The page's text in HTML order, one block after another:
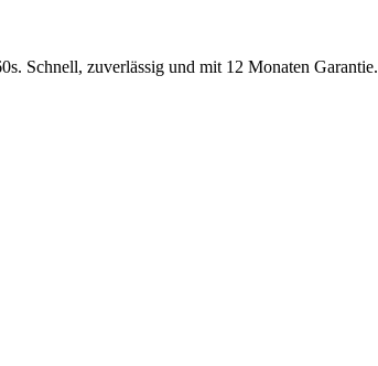
. Schnell, zuverlässig und mit 12 Monaten Garantie.